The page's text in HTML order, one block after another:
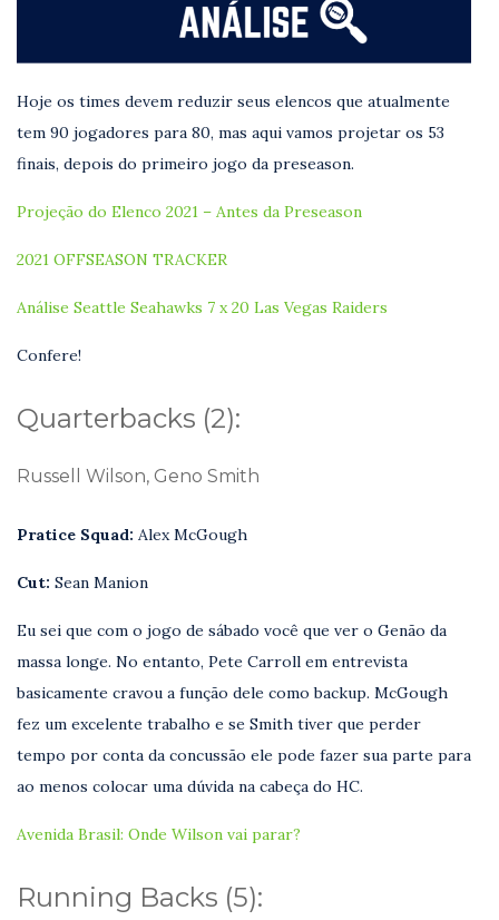
Hoje os times devem reduzir seus elencos que atualmente
tem 90 jogadores para 80, mas aqui vamos projetar os 53
finais, depois do primeiro jogo da preseason.
Projeção do Elenco 2021 – Antes da Preseason
2021 OFFSEASON TRACKER
Análise Seattle Seahawks 7 x 20 Las Vegas Raiders
Confere!
Quarterbacks (2):
Russell Wilson, Geno Smith
Pratice Squad: Alex McGough
Cut: Sean Manion
Eu sei que com o jogo de sábado você que ver o Genão da
massa longe. No entanto, Pete Carroll em entrevista
basicamente cravou a função dele como backup. McGough
fez um excelente trabalho e se Smith tiver que perder
tempo por conta da concussão ele pode fazer sua parte para
ao menos colocar uma dúvida na cabeça do HC.
Avenida Brasil: Onde Wilson vai parar?
Running Backs (5):